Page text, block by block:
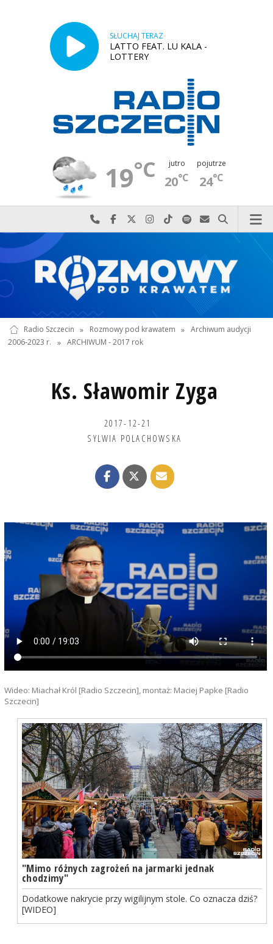
SŁUCHAJ TERAZ
LATTO FEAT. LU KALA -
LOTTERY
19°C jutro
20°C
pojutrze
24°C
Najlepiej po prostu do nas zadzwoń
Odwiedź nas na Facebook-u
Odwiedź nas na X
Odwiedź nas na Instagram-ie
Odwiedź nas na TikTok-u
Szukaj nas na Spotify
Wyślij do nas
Szukaj
Radio Szczecin » Rozmowy pod krawatem » Archiwum audycji
2006-2023 r.
» ARCHIWUM - 2017 rok
Ks. Sławomir Zyga
2017-12-21
SYLWIA POLACHOWSKA
Wideo: Miachał Król [Radio Szczecin], montaż: Maciej Papke [Radio
Szczecin]
"Mimo różnych zagrożeń na jarmarki jednak
chodzimy"
Dodatkowe nakrycie przy wigilijnym stole. Co oznacza dziś?
[WIDEO]